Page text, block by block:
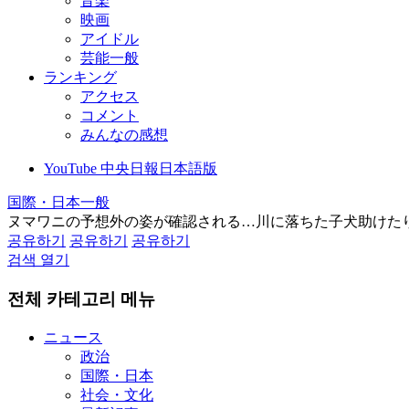
映画
アイドル
芸能一般
ランキング
アクセス
コメント
みんなの感想
YouTube 中央日報日本語版
国際・日本一般
ヌマワニの予想外の姿が確認される…川に落ちた子犬助けた
공유하기
공유하기
공유하기
검색 열기
전체 카테고리 메뉴
ニュース
政治
国際・日本
社会・文化